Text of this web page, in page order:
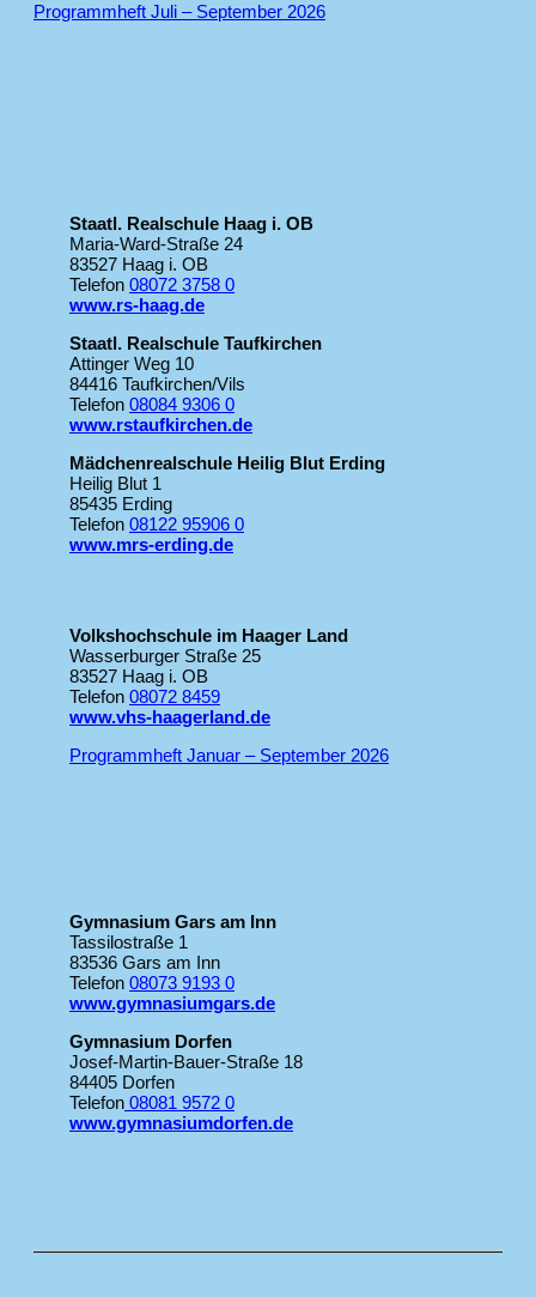
Programmheft Juli – September 2026
Staatl. Realschule Haag i. OB
Maria-Ward-Straße 24
83527 Haag i. OB
Telefon 08072 3758 0
www.rs-haag.de
Staatl. Realschule Taufkirchen
Attinger Weg 10
84416 Taufkirchen/Vils
Telefon 08084 9306 0
www.rstaufkirchen.de
Mädchenrealschule Heilig Blut Erding
Heilig Blut 1
85435 Erding
Telefon 08122 95906 0
www.mrs-erding.de
Volkshochschule im Haager Land
Wasserburger Straße 25
83527 Haag i. OB
Telefon 08072 8459
www.vhs-haagerland.de
Programmheft Januar – September 2026
Gymnasium Gars am Inn
Tassilostraße 1
83536 Gars am Inn
Telefon 08073 9193 0
www.gymnasiumgars.de
Gymnasium Dorfen
Josef-Martin-Bauer-Straße 18
84405 Dorfen
Telefon 08081 9572 0
www.gymnasiumdorfen.de